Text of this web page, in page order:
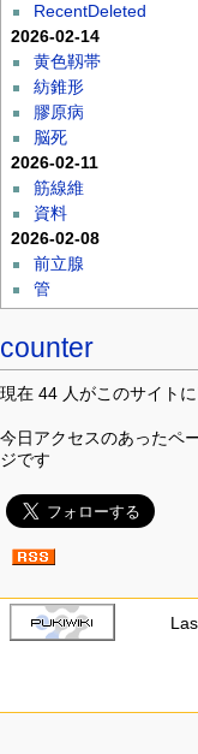
RecentDeleted
2026-02-14
黄色靱帯
紡錐形
膠原病
脳死
2026-02-11
筋線維
資料
2026-02-08
前立腺
管
counter
現在 44 人がこのサイト
今日アクセスのあったペ
ジです